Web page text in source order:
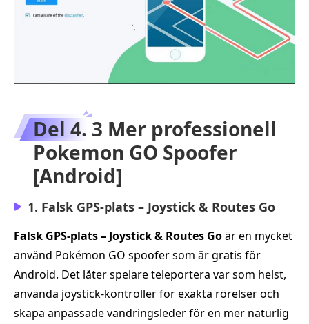
Del 4. 3 Mer professionell
Pokemon GO Spoofer
[Android]
1. Falsk GPS-plats – Joystick & Routes Go
Falsk GPS-plats – Joystick & Routes Goär en mycket
använd Pokémon GO spoofer som är gratis för
Android. Det låter spelare teleportera var som helst,
använda joystick-kontroller för exakta rörelser och
skapa anpassade vandringsleder för en mer naturlig